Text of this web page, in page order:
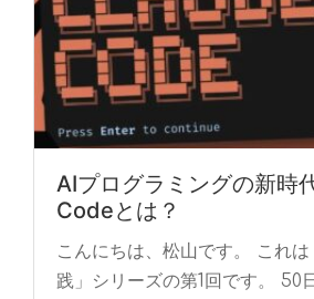
AIプログラミングの新時
Codeとは？
こんにちは、松山です。 これ
践」シリーズの第1回です。 50